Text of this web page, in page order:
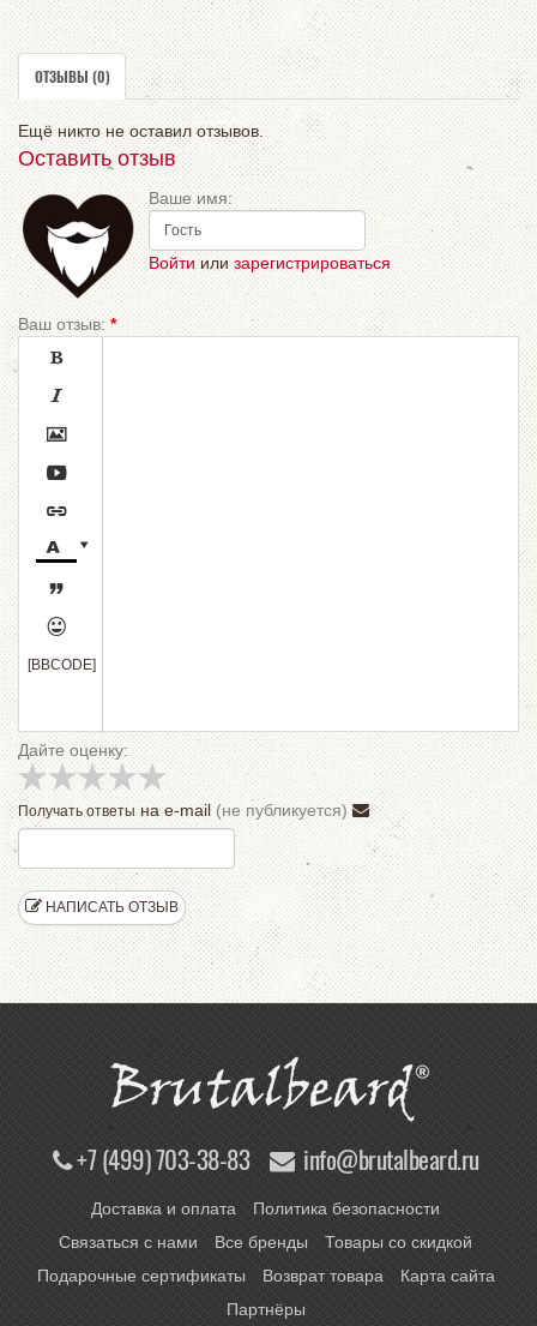
ОТЗЫВЫ (0)
Ещё никто не оставил отзывов.
Оставить отзыв
Ваше имя:
Войтиилизарегистрироваться
Ваш отзыв: *









[BBCODE]
Дайте оценку:
Получать ответы на e-mail (не публикуется)
НАПИСАТЬ ОТЗЫВ
+7 (499) 703-38-83 info@brutalbeard.ru
Доставка и оплата
Политика безопасности
Связаться с нами
Все бренды
Товары со скидкой
Подарочные сертификаты
Возврат товара
Карта сайта
Партнёры